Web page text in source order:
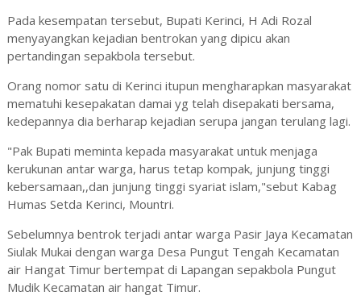
Pada kesempatan tersebut, Bupati Kerinci, H Adi Rozal
menyayangkan kejadian bentrokan yang dipicu akan
pertandingan sepakbola tersebut.
Orang nomor satu di Kerinci itupun mengharapkan masyarakat
mematuhi kesepakatan damai yg telah disepakati bersama,
kedepannya dia berharap kejadian serupa jangan terulang lagi.
"Pak Bupati meminta kepada masyarakat untuk menjaga
kerukunan antar warga, harus tetap kompak, junjung tinggi
kebersamaan,,dan junjung tinggi syariat islam,"sebut Kabag
Humas Setda Kerinci, Mountri.
Sebelumnya bentrok terjadi antar warga Pasir Jaya Kecamatan
Siulak Mukai dengan warga Desa Pungut Tengah Kecamatan
air Hangat Timur bertempat di Lapangan sepakbola Pungut
Mudik Kecamatan air hangat Timur.